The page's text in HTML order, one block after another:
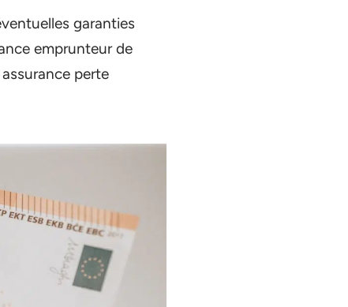
garanties
emprunteur de
perte